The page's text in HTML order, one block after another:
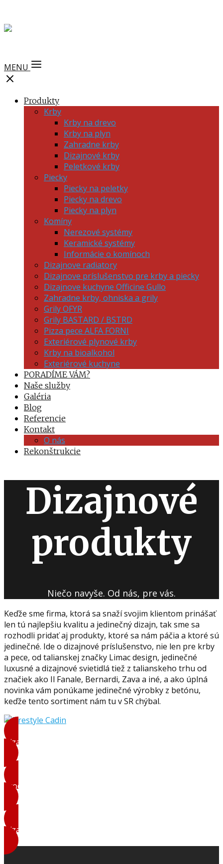
MENU
Produkty
Krby
Krby na drevo
Krby na plyn
Zahradne krby
Dizajnové krby
Peletkové krby
Piecky
Piecky na peletky
Piecky na drevo
Piecky na plyn
Komíny
Nerezové systémy
Keramické systémy
Informácie o komínoch
Dizajnove radiatory
Dizajnove príslušenstvo pre krby a piecky
Dizajnove kuchyne Officine Gullo
Zahradne krby, ohniska a grily
Grily OFYR
Grily BASTARD / BSTRD
Pizza pece ALFA FORNI
Exteriérové plynové krby
Krby na bioalkohol
Exteriérové kuchyne
PORADÍME VÁM?
Naše služby
Galéria
Blog
Referencie
Kontakt
O nás
Rekonštrukcie
Dizajnové
produkty
Niečo navyše. Od nás, pre vás.
Keďže sme firma, ktorá sa snaží svojim klientom prinášať
len tú najlepšiu kvalitu a jedinečný dizajn, tak sme sa
rozhodli pridať aj produkty, ktoré sa nám páčia a ktoré sú
jedinečné. Ide o dizajnové príslušenstvo, nie len pre krby
a pece, od talianskej značky Limac design, jedinečné
luxusné a dizajnové svietidlá tiež z talianskeho trhu od
značiek ako Il Fanale, Bernardi, Zava a iné, a ako úplná
novinka vám ponúkame jedinečné výrobky z betónu,
keďže tento sortiment nám tu v SR chýbal.
Dizajnové doplnky
Produkty z betonu
Dizajnové svietidlá